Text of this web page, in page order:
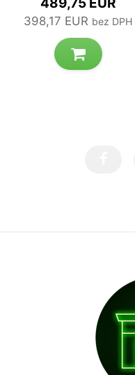
398,17 EUR bez DPH